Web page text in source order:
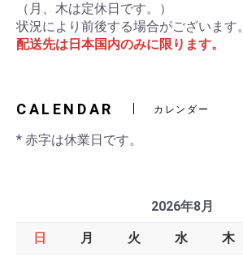
（月、木は定休日です。）
状況により前後する場合がございます。
配送先は日本国内のみに限ります。
CALENDAR カレンダー
* 赤字は休業日です。
2026年8月
日 月 火 水 木